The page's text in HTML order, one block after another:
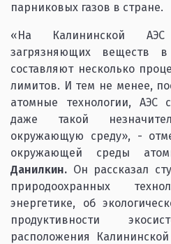
парниковых газов в стране.
«На Калининской
загрязняющих веществ
составляют несколько
лимитов. И тем не менее,
атомные технологии, АЭС
даже такой
окружающую среду», -
окружающей среды
Данилкин. Он рассказал
природоохранных
энергетике, об
продуктивности
расположения